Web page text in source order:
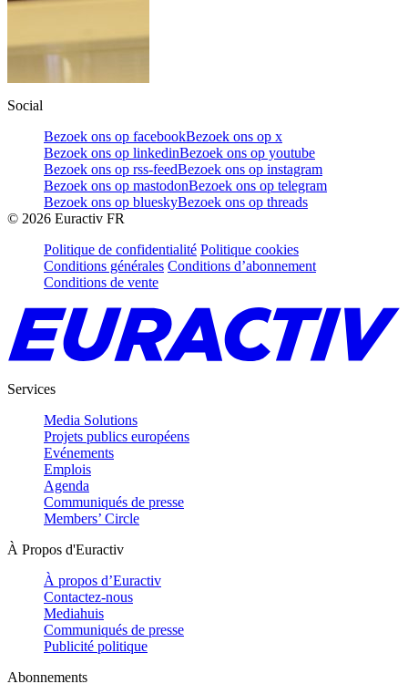
Social
Bezoek ons op facebookBezoek ons op x
Bezoek ons op linkedinBezoek ons op youtube
Bezoek ons op rss-feedBezoek ons op instagram
Bezoek ons op mastodonBezoek ons op telegram
Bezoek ons op blueskyBezoek ons op threads
© 2026 Euractiv FR
Politique de confidentialité Politique cookies
Conditions générales Conditions d’abonnement
Conditions de vente
Services
Media Solutions
Projets publics européens
Evénements
Emplois
Agenda
Communiqués de presse
Members’ Circle
À Propos d'Euractiv
À propos d’Euractiv
Contactez-nous
Mediahuis
Communiqués de presse
Publicité politique
Abonnements